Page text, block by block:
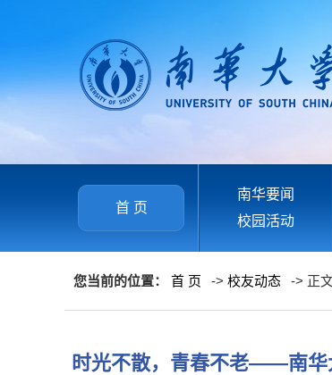
首 页
南华要闻
校园活动
您当前的位置： 首 页 -> 校友动态 -> 正
时光不散，青春不老——南华